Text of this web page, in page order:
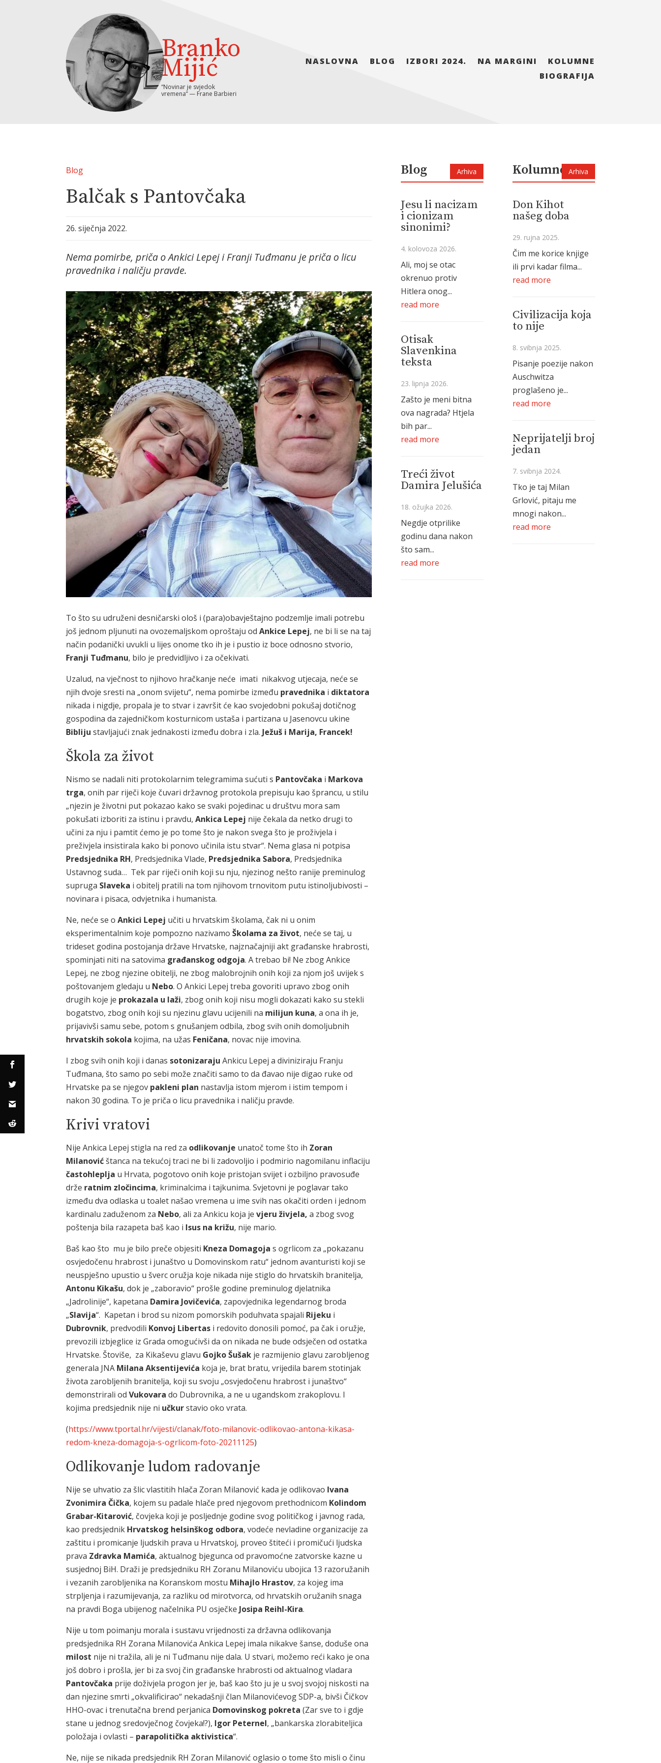
Branko
Mijić
“Novinar je svjedok
vremena” — Frane Barbieri
NASLOVNA BLOG IZBORI 2024. NA MARGINI
KOLUMNE
BIOGRAFIJA
Blog
Balčak s Pantovčaka
26. siječnja 2022.
Nema pomirbe, priča o Ankici Lepej i Franji Tuđmanu je priča o licu
pravednika i naličju pravde.
To što su udruženi desničarski ološ i (para)obavještajno podzemlje imali potrebu
još jednom pljunuti na ovozemaljskom oproštaju odAnkice Lepej, ne bi li se na taj
način podanički uvukli u lijes onome tko ih je i pustio iz boce odnosno stvorio,
Franji Tuđmanu, bilo je predvidljivo i za očekivati.
Uzalud, na vječnost to njihovo hračkanje neće imati nikakvog utjecaja, neće se
njih dvoje sresti na „onom svijetu“, nema pomirbe između pravednika i diktatora
nikada i nigdje, propala je to stvar i završit će kao svojedobni pokušaj dotičnog
gospodina da zajedničkom kosturnicom ustaša i partizana u Jasenovcu ukine
Bibliju stavljajući znak jednakosti između dobra i zla. Ježuš i Marija, Francek!
Škola za život
Nismo se nadali niti protokolarnim telegramima sućuti s Pantovčaka i Markova
trga, onih par riječi koje čuvari državnog protokola prepisuju kao šprancu, u stilu
„njezin je životni put pokazao kako se svaki pojedinac u društvu mora sam
pokušati izboriti za istinu i pravdu,Ankica Lepej nije čekala da netko drugi to
učini za nju i pamtit ćemo je po tome što je nakon svega što je proživjela i
preživjela insistirala kako bi ponovo učinila istu stvar“. Nema glasa ni potpisa
Predsjednika RH, Predsjednika Vlade, Predsjednika Sabora, Predsjednika
Ustavnog suda… Tek par riječi onih koji su nju, njezinog nešto ranije preminulog
supruga Slaveka i obitelj pratili na tom njihovom trnovitom putu istinoljubivosti –
novinara i pisaca, odvjetnika i humanista.
Ne, neće se oAnkici Lepej učiti u hrvatskim školama, čak ni u onim
eksperimentalnim koje pompozno nazivamoŠkolama za život, neće se taj, u
trideset godina postojanja države Hrvatske, najznačajniji akt građanske hrabrosti,
spominjati niti na satovima građanskog odgoja. A trebao bi! Ne zbog Ankice
Lepej, ne zbog njezine obitelji, ne zbog malobrojnih onih koji za njom još uvijek s
poštovanjem gledaju u Nebo. O Ankici Lepej treba govoriti upravo zbog onih
drugih koje je prokazala u laži, zbog onih koji nisu mogli dokazati kako su stekli
bogatstvo, zbog onih koji su njezinu glavu ucijenili na milijun kuna, a ona ih je,
prijavivši samu sebe, potom s gnušanjem odbila, zbog svih onih domoljubnih
hrvatskih sokola kojima, na užas Feničana, novac nije imovina.
I zbog svih onih koji i danas sotonizarajuAnkicu Lepej a diviniziraju Franju
Tuđmana, što samo po sebi može značiti samo to da đavao nije digao ruke od
Hrvatske pa se njegov pakleni plan nastavlja istom mjerom i istim tempom i
nakon 30 godina. To je priča o licu pravednika i naličju pravde.
Krivi vratovi
Nije Ankica Lepej stigla na red za odlikovanje unatoč tome što ih Zoran
Milanovićštanca na tekućoj traci ne bi li zadovoljio i podmirio nagomilanu inflaciju
častohleplja u Hrvata, pogotovo onih koje pristojan svijet i ozbiljno pravosuđe
drže ratnim zločincima, kriminalcima i tajkunima. Svjetovni je poglavar tako
između dva odlaska u toalet našao vremena u ime svih nas okačiti orden i jednom
kardinalu zaduženom za Nebo, ali za Ankicu koja jevjeru živjela, a zbog svog
poštenja bila razapeta baš kao i Isus na križu, nije mario.
Baš kao što mu je bilo preče objesiti Kneza Domagoja s ogrlicom za „pokazanu
osvjedočenu hrabrost i junaštvo u Domovinskom ratu“ jednom avanturisti koji se
neuspješno upustio u šverc oružja koje nikada nije stiglo do hrvatskih branitelja,
Antonu Kikašu, dok je „zaboravio“ prošle godine preminulog djelatnika
„Jadrolinije“, kapetana Damira Jovičevića, zapovjednika legendarnog broda
„Slavija“. Kapetan i brod su nizom pomorskih poduhvata spajali Rijeku i
Dubrovnik, predvodili Konvoj Libertas i redovito donosili pomoć, pa čak i oružje,
prevozili izbjeglice iz Grada omogućivši da on nikada ne bude odsječen od ostatka
Hrvatske. Štoviše, za Kikaševu glavu Gojko Šušak je razmijenio glavu zarobljenog
generala JNA Milana Aksentijevića koja je, brat bratu, vrijedila barem stotinjak
života zarobljenih branitelja, koji su svoju „osvjedočenu hrabrost i junaštvo“
demonstrirali odVukovara do Dubrovnika, a ne u ugandskom zrakoplovu. I
kojima predsjednik nije ni učkurstavio oko vrata.
(https://www.tportal.hr/vijesti/clanak/foto-milanovic-odlikovao-antona-kikasa-
redom-kneza-domagoja-s-ogrlicom-foto-20211125)
Odlikovanje ludom radovanje
Nije se uhvatio za šlic vlastitih hlača Zoran Milanović kada je odlikovao Ivana
Zvonimira Čička, kojem su padale hlače pred njegovom prethodnicom Kolindom
Grabar-Kitarović, čovjeka koji je posljednje godine svog političkog i javnog rada,
kao predsjednik Hrvatskog helsinškog odbora, vodeće nevladine organizacije za
zaštitu i promicanje ljudskih prava u Hrvatskoj, proveo štiteći i promičući ljudska
prava Zdravka Mamića, aktualnog bjegunca od pravomoćne zatvorske kazne u
susjednoj BiH. Draži je predsjedniku RH Zoranu Milanoviću ubojica 13 razoružanih
i vezanih zarobljenika na Koranskom mostu Mihajlo Hrastov, za kojeg ima
strpljenja i razumijevanja, za razliku od mirotvorca, od hrvatskih oružanih snaga
na pravdi Boga ubijenog načelnika PU osječke Josipa Reihl-Kira.
Nije u tom poimanju morala i sustavu vrijednosti za državna odlikovanja
predsjednika RH Zorana Milanovića Ankica Lepej imala nikakve šanse, doduše ona
milost nije ni tražila, ali je ni Tuđmanu nije dala. U stvari, možemo reći kako je ona
još dobro i prošla, jer bi za svoj čin građanske hrabrosti od aktualnog vladara
Pantovčaka prije doživjela progon jer je, baš kao što ju je u svoj svojoj niskosti na
dan njezine smrti „okvalificirao“ nekadašnji član Milanovićevog SDP-a, bivši Čičkov
HHO-ovac i trenutačna brend perjanica Domovinskog pokreta (Zar sve to i gdje
stane u jednog sredovječnog čovjeka!?), Igor Peternel, „bankarska zlorabiteljica
položaja i ovlasti – parapolitička aktivistica“.
Ne, nije se nikada predsjednik RH Zoran Milanović oglasio o tome što misli o činu
Blog Arhiva
Jesu li nacizam
i cionizam
sinonimi?
4. kolovoza 2026.
Ali, moj se otac
okrenuo protiv
Hitlera onog...
read more
Otisak
Slavenkina
teksta
23. lipnja 2026.
Zašto je meni bitna
ova nagrada? Htjela
bih par...
read more
Treći život
Damira Jelušića
18. ožujka 2026.
Negdje otprilike
godinu dana nakon
što sam...
read more
Kolumne Arhiva
Don Kihot
našeg doba
29. rujna 2025.
Čim me korice knjige
ili prvi kadar filma...
read more
Civilizacija koja
to nije
8. svibnja 2025.
Pisanje poezije nakon
Auschwitza
proglašeno je...
read more
Neprijatelji broj
jedan
7. svibnja 2024.
Tko je taj Milan
Grlović, pitaju me
mnogi nakon...
read more